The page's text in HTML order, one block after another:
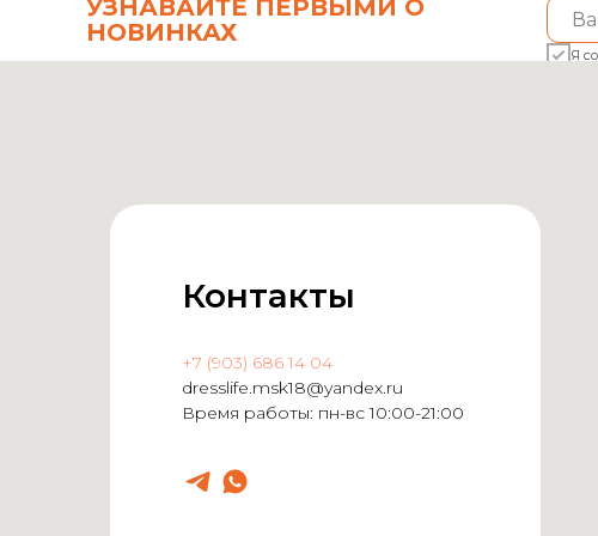
Я
УЗНАВАЙТЕ ПЕРВЫМИ О
НОВИНКАХ
Контакты
+7 (903) 686 14 04
dresslife.msk18@yandex.ru
Время работы: пн-вс 10:00-21:00